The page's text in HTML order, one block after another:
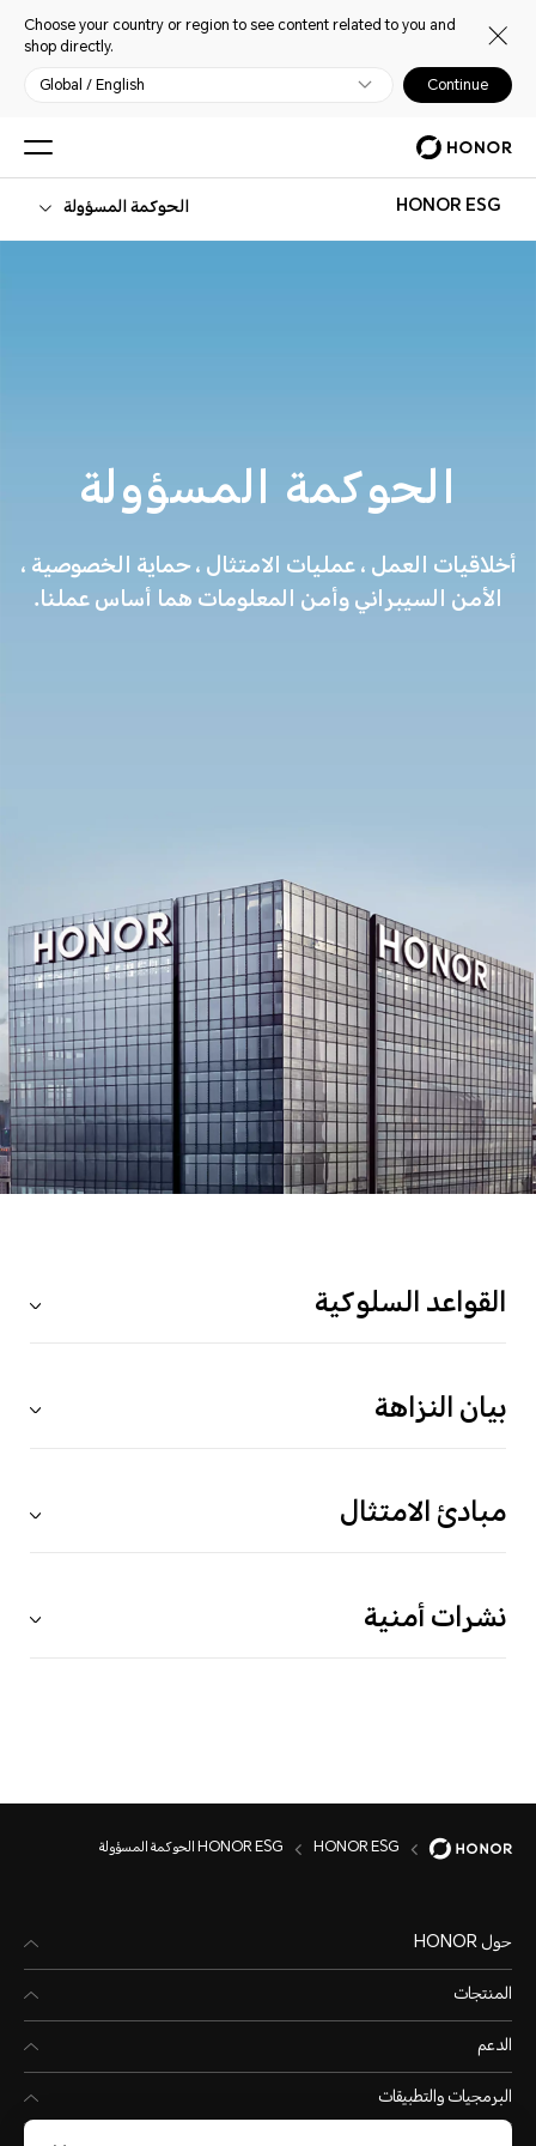
Choose your country or region to see content related to you and
shop directly.
Global / English Continue
HONOR ESG الحوكمة المسؤولة
الحوكمة المسؤولة
أخلاقيات العمل ، عمليات الامتثال ، حماية الخصوصية ،
الأمن السيبراني وأمن المعلومات هما أساس عملنا.
القواعد السلوكية
بيان النزاهة
مبادئ الامتثال
نشرات أمنية
HONOR ESG HONOR ESG الحوكمة المسؤولة
حول HONOR
المنتجات
الدعم
البرمجيات والتطبيقات